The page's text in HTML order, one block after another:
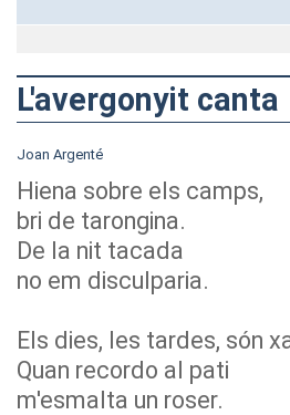
L'avergonyit canta
Joan Argenté
Hiena sobre els camps,
bri de tarongina.
De la nit tacada
no em disculparia.
Els dies, les tardes, són
Quan recordo al pati
m'esmalta un roser.